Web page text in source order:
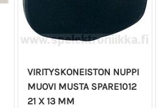
VIRITYSKONEISTON NUPPI
MUOVI MUSTA SPARE1012
21 X 13 MM